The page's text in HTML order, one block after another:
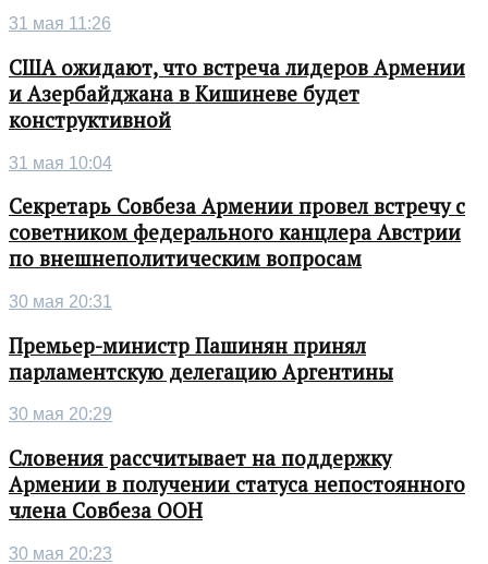
31 мая 11:26
США ожидают, что встреча лидеров Армении
и Азербайджана в Кишиневе будет
конструктивной
31 мая 10:04
Секретарь Совбеза Армении провел встречу с
советником федерального канцлера Австрии
по внешнеполитическим вопросам
30 мая 20:31
Премьер-министр Пашинян принял
парламентскую делегацию Аргентины
30 мая 20:29
Словения рассчитывает на поддержку
Армении в получении статуса непостоянного
члена Совбеза ООН
30 мая 20:23